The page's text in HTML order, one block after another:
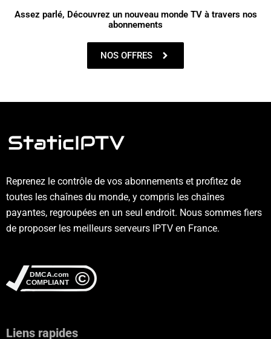
Assez parlé, Découvrez un nouveau monde TV à travers nos
abonnements
NOS OFFRES
Reprenez le contrôle de vos abonnements et profitez de
toutes les chaînes du monde, y compris les chaînes
payantes, regroupées en un seul endroit. Nous sommes fiers
de proposer les meilleurs serveurs IPTV en France.
Liens rapides